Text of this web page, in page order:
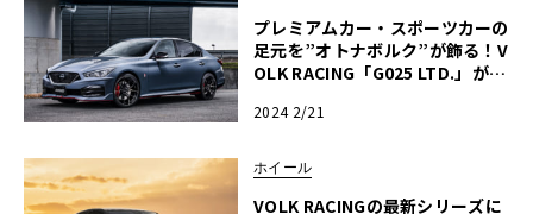
プレミアムカー・スポーツカーの
足元を”オトナボルク”が飾る！V
OLK RACING「G025 LTD.」が登
2024 2/21
ホイール
VOLK RACINGの最新シリーズに